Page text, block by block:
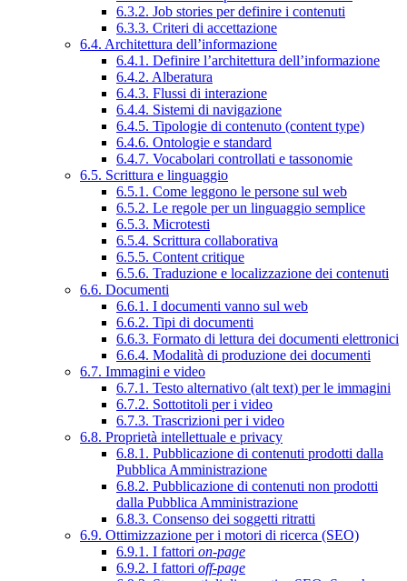
6.3.2. Job stories per definire i contenuti
6.3.3. Criteri di accettazione
6.4. Architettura dell’informazione
6.4.1. Definire l’architettura dell’informazione
6.4.2. Alberatura
6.4.3. Flussi di interazione
6.4.4. Sistemi di navigazione
6.4.5. Tipologie di contenuto (content type)
6.4.6. Ontologie e standard
6.4.7. Vocabolari controllati e tassonomie
6.5. Scrittura e linguaggio
6.5.1. Come leggono le persone sul web
6.5.2. Le regole per un linguaggio semplice
6.5.3. Microtesti
6.5.4. Scrittura collaborativa
6.5.5. Content critique
6.5.6. Traduzione e localizzazione dei contenuti
6.6. Documenti
6.6.1. I documenti vanno sul web
6.6.2. Tipi di documenti
6.6.3. Formato di lettura dei documenti elettronici
6.6.4. Modalità di produzione dei documenti
6.7. Immagini e video
6.7.1. Testo alternativo (alt text) per le immagini
6.7.2. Sottotitoli per i video
6.7.3. Trascrizioni per i video
6.8. Proprietà intellettuale e privacy
6.8.1. Pubblicazione di contenuti prodotti dalla
Pubblica Amministrazione
6.8.2. Pubblicazione di contenuti non prodotti
dalla Pubblica Amministrazione
6.8.3. Consenso dei soggetti ritratti
6.9. Ottimizzazione per i motori di ricerca (SEO)
6.9.1. I fattori on-page
6.9.2. I fattori off-page